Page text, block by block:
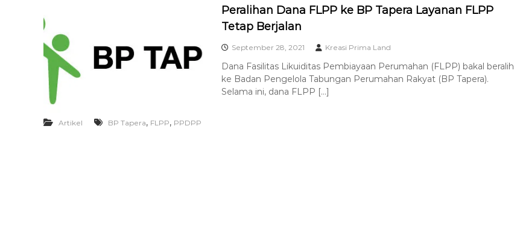
Peralihan Dana FLPP ke BP Tapera Layanan FLPP
Tetap Berjalan
September 28, 2021 Kreasi Prima Land
Dana Fasilitas Likuiditas Pembiayaan Perumahan (FLPP) bakal beralih
ke Badan Pengelola Tabungan Perumahan Rakyat (BP Tapera).
Selama ini, dana FLPP […]
Artikel BP Tapera, FLPP, PPDPP